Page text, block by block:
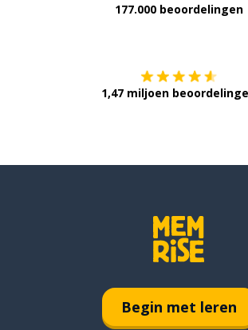
177.000 beoordelingen
1,47 miljoen
Begin met leren